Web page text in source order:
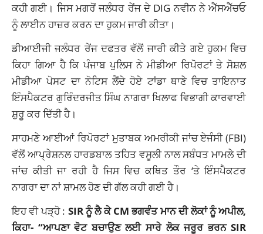
ਕਹੀ ਗਈ। ਜਿਸ ਮਗਰੋਂ ਜਲੰਧਰ ਰੇਂਜ ਦੇ DIG ਨਵੀਨ ਨੇ ਐੱਸਐੱਚਓ
ਨੂੰ ਲਾਈਨ ਹਾਜ਼ਰ ਕਰਨ ਦਾ ਹੁਕਮ ਜਾਰੀ ਕੀਤਾ।
ਡੀਆਈਜੀ ਜਲੰਧਰ ਰੇਂਜ ਦਫਤਰ ਵੱਲੋਂ ਜਾਰੀ ਕੀਤੇ ਗਏ ਹੁਕਮ ਵਿਚ
ਕਿਹਾ ਗਿਆ ਹੈ ਕਿ ਪੰਜਾਬ ਪੁਲਿਸ ਨੇ ਮੀਡੀਆ ਰਿਪੋਰਟਾਂ ਤੇ ਸੋਸ਼ਲ
ਮੀਡੀਆ ਪੋਸਟ ਦਾ ਨੋਟਿਸ ਲੈਂਦੇ ਹੋਏ ਟਾਂਡਾ ਥਾਣੇ ਵਿਚ ਤਾਇਨਾਤ
ਇੰਸਪੈਕਟਰ ਗੁਰਿੰਦਰਜੀਤ ਸਿੰਘ ਨਾਗਰਾ ਖਿਲਾਫ ਵਿਭਾਗੀ ਕਾਰਵਾਈ
ਸ਼ੁਰੂ ਕਰ ਦਿੱਤੀ ਹੈ।
ਸਾਹਮਣੇ ਆਈਆਂ ਰਿਪੋਰਟਾਂ ਮੁਤਾਬਕ ਅਮਰੀਕੀ ਜਾਂਚ ਏਜੰਸੀ (FBI)
ਵੱਲੋਂ ਆਪ੍ਰੇਸ਼ਨਲ ਹਾਰਡਬਾਲ ਤਹਿਤ ਵਸੂਲੀ ਨਾਲ ਸਬੰਧਤ ਮਾਮਲੇ ਦੀ
ਜਾਂਚ ਕੀਤੀ ਜਾ ਰਹੀ ਹੈ ਜਿਸ ਵਿਚ ਕਥਿਤ ਤੌਰ ‘ਤੇ ਇੰਸਪੈਕਟਰ
ਨਾਗਰਾ ਦਾ ਨਾਂ ਸ਼ਾਮਲ ਹੋਣ ਦੀ ਗੱਲ ਕਹੀ ਗਈ ਹੈ।
ਇਹ ਵੀ ਪੜ੍ਹੋ : SIR ਨੂੰ ਲੈ ਕੇ CM ਭਗਵੰਤ ਮਾਨ ਦੀ ਲੋਕਾਂ ਨੂੰ ਅਪੀਲ,
ਕਿਹਾ- “ਆਪਣਾ ਵੋਟ ਬਚਾਉਣ ਲਈ ਸਾਰੇ ਲੋਕ ਜਰੂਰ ਭਰਨ SIR